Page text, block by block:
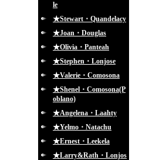
le
★Stewart・Quandelacy
★Joan・Douglas
★Olivia・Panteah
★Stephen・Lonjose
★Valerie・Comosona
★Shenel・Comosona(P
oblano)
★Angelena・Laahty
★Yelmo・Natachu
★Ernest・Leekela
★Larry&Rath・Lonjos